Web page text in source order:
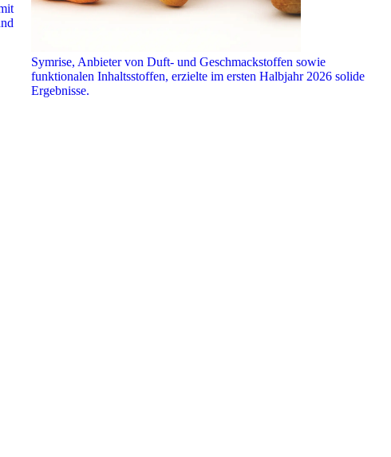
Symrise, Anbieter von Duft- und Geschmackstoffen sowie
funktionalen Inhaltsstoffen, erzielte im ersten Halbjahr 2026 solide
Ergebnisse.